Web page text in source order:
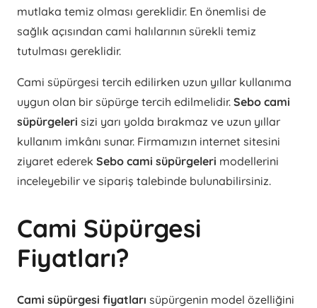
mutlaka temiz olması gereklidir. En önemlisi de
sağlık açısından cami halılarının sürekli temiz
tutulması gereklidir.
Cami süpürgesi tercih edilirken uzun yıllar kullanıma
uygun olan bir süpürge tercih edilmelidir. Sebo cami
süpürgeleri sizi yarı yolda bırakmaz ve uzun yıllar
kullanım imkânı sunar. Firmamızın internet sitesini
ziyaret ederek Sebo cami süpürgeleri modellerini
inceleyebilir ve sipariş talebinde bulunabilirsiniz.
Cami Süpürgesi
Fiyatları?
Cami süpürgesi fiyatları süpürgenin model özelliğini